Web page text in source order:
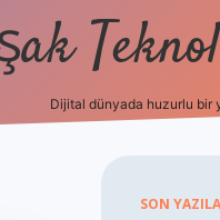
Dijital dünyada huzurlu bir
SON